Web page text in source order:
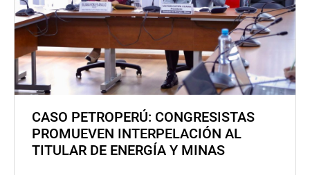
CASO PETROPERÚ: CONGRESISTAS
PROMUEVEN INTERPELACIÓN AL
TITULAR DE ENERGÍA Y MINAS